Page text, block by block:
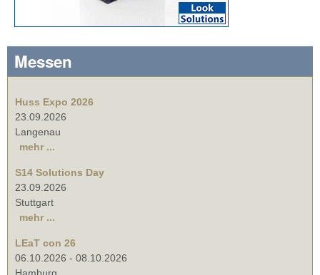
Messen
Huss Expo 2026
23.09.2026
Langenau
mehr ...
S14 Solutions Day
23.09.2026
Stuttgart
mehr ...
LEaT con 26
06.10.2026 - 08.10.2026